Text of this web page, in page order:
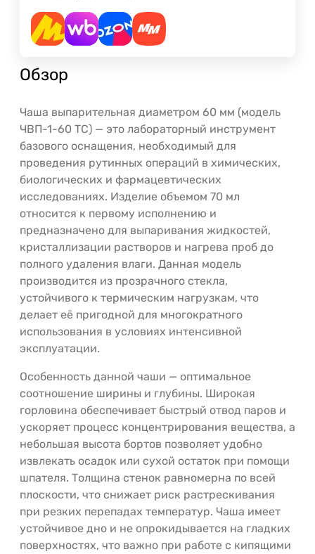
Обзор
Чаша выпарительная диаметром 60 мм (модель
ЧВП-1-60 ТС) — это лабораторный инструмент
базового оснащения, необходимый для
проведения рутинных операций в химических,
биологических и фармацевтических
исследованиях. Изделие объемом 70 мл
относится к первому исполнению и
предназначено для выпаривания жидкостей,
кристаллизации растворов и нагрева проб до
полного удаления влаги. Данная модель
производится из прозрачного стекла,
устойчивого к термическим нагрузкам, что
делает её пригодной для многократного
использования в условиях интенсивной
эксплуатации.
Особенность данной чаши — оптимальное
соотношение ширины и глубины. Широкая
горловина обеспечивает быстрый отвод паров и
ускоряет процесс концентрирования вещества, а
небольшая высота бортов позволяет удобно
извлекать осадок или сухой остаток при помощи
шпателя. Толщина стенок равномерна по всей
плоскости, что снижает риск растрескивания
при резких перепадах температур. Чаша имеет
устойчивое дно и не опрокидывается на гладких
поверхностях, что важно при работе с кипящими